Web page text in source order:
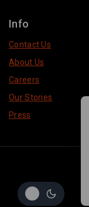
Info
Contact Us
About Us
Careers
Our Stories
Press